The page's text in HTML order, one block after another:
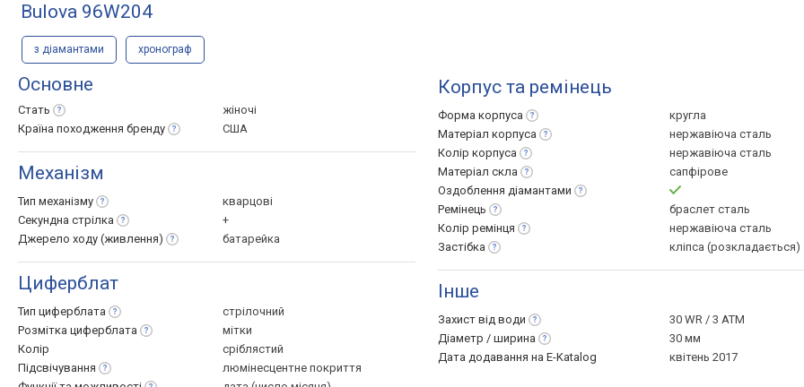
Bulova 96W204
з діамантами хронограф
Основне
Стать
жіночі
Країна походження бренду США
Механізм
Тип механізму
кварцові
Секундна стрілка
+
Джерело ходу (живлення) батарейка
Циферблат
Тип циферблата
стрілочний
Розмітка циферблата
мітки
Колір
сріблястий
Підсвічування
люмінесцентне покриття
Корпус та ремінець
Форма корпуса
кругла
Матеріал корпуса
нержавіюча сталь
Колір корпуса
нержавіюча сталь
Матеріал скла
сапфірове
Оздоблення діамантами
Ремінець
браслет сталь
Колір ремінця
нержавіюча сталь
Застібка
кліпса (розкладається)
Інше
Захист від води
30 WR / 3 ATM
Діаметр / ширина
30 мм
Дата додавання на E-Katalog
квітень 2017